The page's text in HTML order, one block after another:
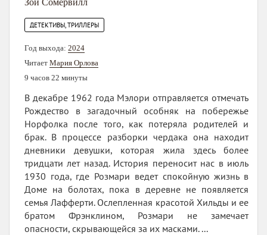
ДЕТЕКТИВЫ, ТРИЛЛЕРЫ
Год выхода: 2024
Читает Мария Орлова
9 часов 22 минуты
В декабре 1962 года Мэлори отправляется отмечать
Рождество в загадочный особняк на побережье
Норфолка после того, как потеряла родителей и
брак. В процессе разборки чердака она находит
дневники девушки, которая жила здесь более
тридцати лет назад. История переносит нас в июль
1930 года, где Розмари ведет спокойную жизнь в
Доме на болотах, пока в деревне не появляется
семья Лафферти. Ослепленная красотой Хильды и ее
братом Фрэнклином, Розмари не замечает
опасности, скрывающейся за их масками. ...